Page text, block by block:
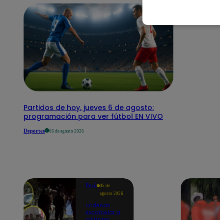
Partidos de hoy, jueves 6 de agosto:
programación para ver fútbol EN VIVO
Deportes 06 de agosto 2026
Perú
05 de
agosto 2026
Ordenan
excarcelar a